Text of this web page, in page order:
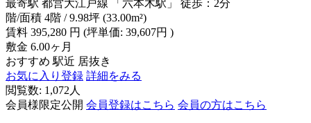
最寄駅 都営大江戸線 「六本木駅」 徒歩：2分
階/面積 4階 / 9.98坪 (33.00m²)
賃料 395,280 円 (坪単価: 39,607円 )
敷金 6.00ヶ月
おすすめ 駅近 居抜き
お気に入り登録 詳細をみる
閲覧数: 1,072人
会員様限定公開 会員登録はこちら 会員の方はこちら